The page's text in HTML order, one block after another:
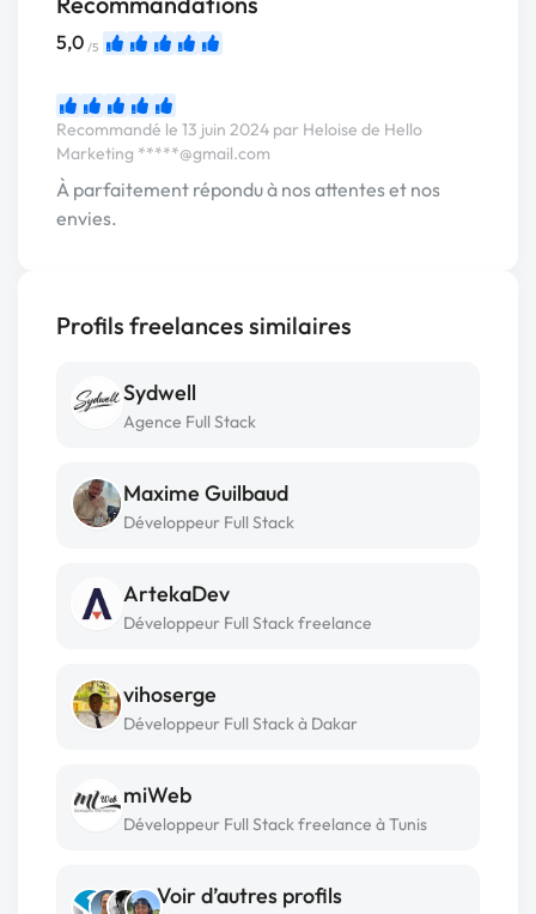
5,0 /5
Recommandé le 13 juin 2024 par Heloise de Hello
Marketing *****@gmail.com
À parfaitement répondu à nos attentes et nos
envies.
Profils freelances similaires
Sydwell
Agence Full Stack
Maxime Guilbaud
Développeur Full Stack
ArtekaDev
Développeur Full Stack freelance
vihoserge
Développeur Full Stack à Dakar
miWeb
Développeur Full Stack freelance à Tunis
Voir d’autres profils